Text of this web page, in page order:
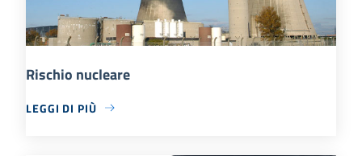
Rischio nucleare
LEGGI DI PIÙ